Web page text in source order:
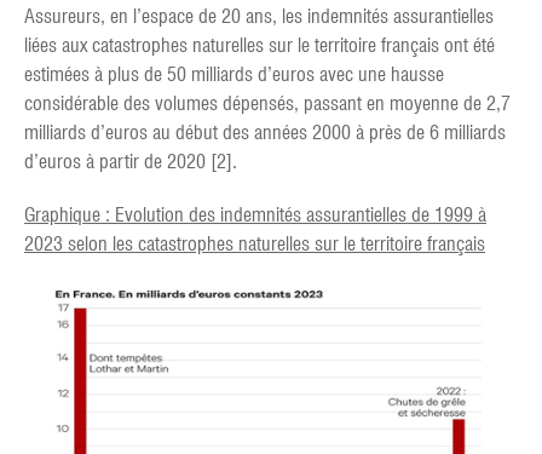
Assureurs, en l’espace de 20 ans, les indemnités assurantielles
liées aux catastrophes naturelles sur le territoire français ont été
estimées à plus de 50 milliards d’euros avec une hausse
considérable des volumes dépensés, passant en moyenne de 2,7
milliards d’euros au début des années 2000 à près de 6 milliards
d’euros à partir de 2020 [2].
Graphique : Evolution des indemnités assurantielles de 1999 à
2023 selon les catastrophes naturelles sur le territoire français